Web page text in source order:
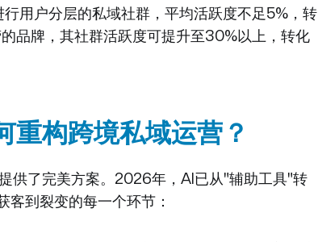
行用户分层的私域社群，平均活跃度不足5%，转
品牌，其社群活跃度可提升至30%以上，转化
重构跨境私域运营？
供了完美方案。2026年，AI已从"辅助工具"转
客到裂变的每一个环节：